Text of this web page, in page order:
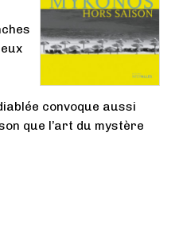
convoque aussi
que l’art du mystère